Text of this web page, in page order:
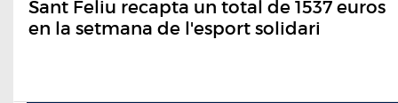
Sant Feliu recapta un total de 1537 euros
en la setmana de l'esport solidari